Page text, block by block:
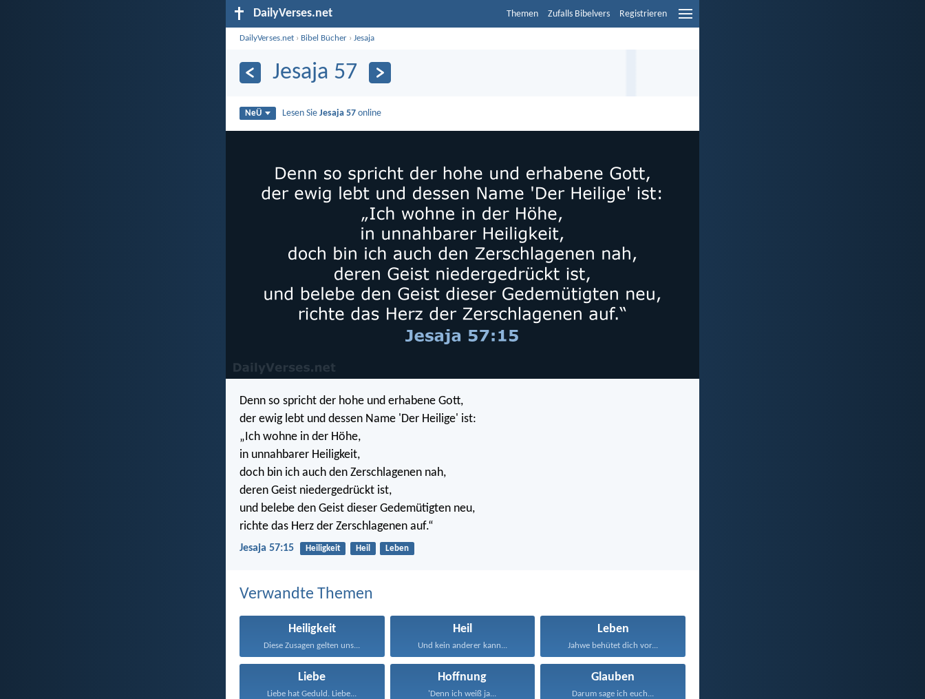
DailyVerses.net Themen Zufalls Bibelvers Registrieren
DailyVerses.net › Bibel Bücher ›Jesaja
Jesaja 57
NeÜ Lesen SieJesaja 57 online
Denn so spricht der hohe und erhabene Gott,
der ewig lebt und dessen Name 'Der Heilige' ist:
„Ich wohne in der Höhe,
in unnahbarer Heiligkeit,
doch bin ich auch den Zerschlagenen nah,
deren Geist niedergedrückt ist,
und belebe den Geist dieser Gedemütigten neu,
richte das Herz der Zerschlagenen auf.“
Jesaja 57:15 Heiligkeit Heil Leben
Verwandte Themen
Heiligkeit
Diese Zusagen gelten uns...
Heil
Und kein anderer kann...
Leben
Jahwe behütet dich vor...
Liebe
Liebe hat Geduld. Liebe...
Hoffnung
'Denn ich weiß ja...
Glauben
Darum sage ich euch...